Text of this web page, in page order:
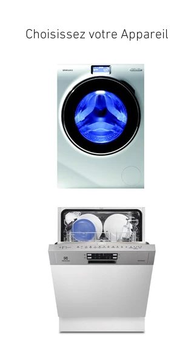
Choisissez votre Appareil